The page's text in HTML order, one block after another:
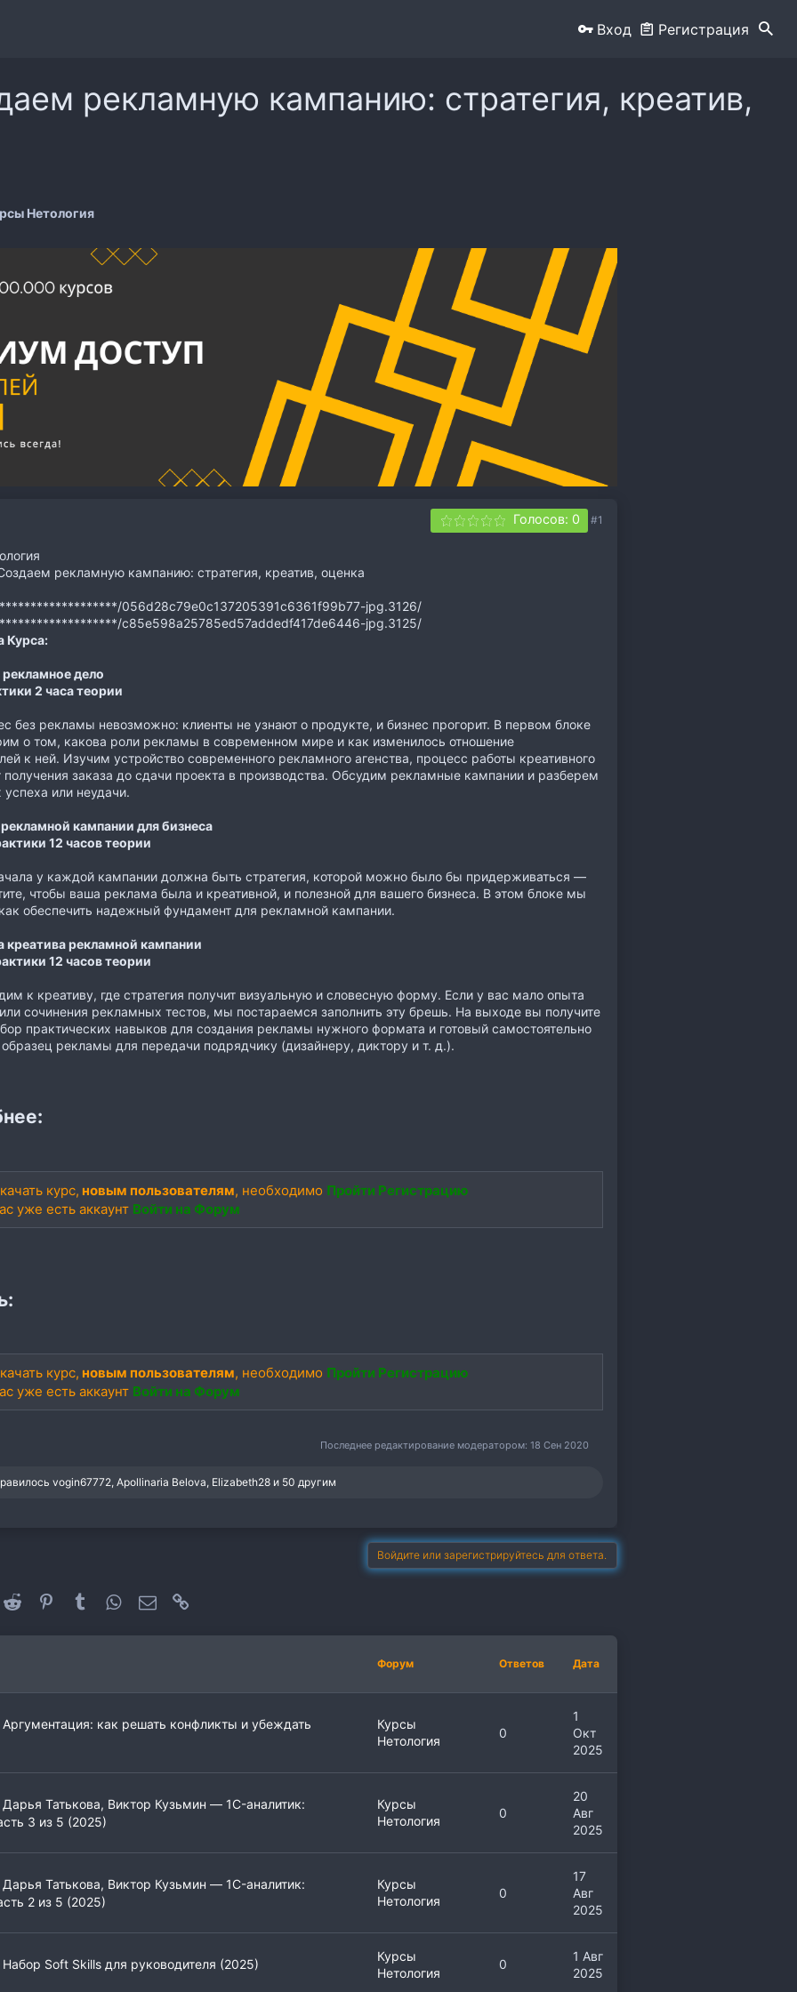
Вход Регистрация
рекламную кампанию: стратегия, креатив,
Нетология
Голосов: 0 #1
рекламную кампанию: стратегия, креатив, оценка
056d28c79e0c137205391c6361f99b77-jpg.3126/
c85e598a25785ed57addedf417de6446-jpg.3125/
Курса:
рекламное дело
2 часа теории
без рекламы невозможно: клиенты не узнают о продукте, и бизнес прогорит. В первом блоке
о том, какова роли рекламы в современном мире и как изменилось отношение
к ней. Изучим устройство современного рекламного агенства, процесс работы креативного
получения заказа до сдачи проекта в производства. Обсудим рекламные кампании и разберем
или неудачи.
кампании для бизнеса
12 часов теории
у каждой кампании должна быть стратегия, которой можно было бы придерживаться —
чтобы ваша реклама была и креативной, и полезной для вашего бизнеса. В этом блоке мы
обеспечить надежный фундамент для рекламной кампании.
креатива рекламной кампании
12 часов теории
к креативу, где стратегия получит визуальную и словесную форму. Если у вас мало опыта
сочинения рекламных тестов, мы постараемся заполнить эту брешь. На выходе вы получите
практических навыков для создания рекламы нужного формата и готовый самостоятельно
рекламы для передачи подрядчику (дизайнеру, диктору и т. д.).
курс, новым пользователям, необходимо Пройти Регистрацию
уже есть аккаунт Войти на Форум
курс, новым пользователям, необходимо Пройти Регистрацию
уже есть аккаунт Войти на Форум
Последнее редактирование модератором:18 Сен 2020
vogin67772, Apollinaria Belova, Elizabeth28и 50 другим
Войдите или зарегистрируйтесь для ответа.
Reddit PinterestTumblrWhatsAppЭлектронная почта
Форум Ответов Дата
Аргументация: как решать конфликты и убеждать
Курсы
Нетология
0
1
Окт
2025
Дарья Татькова, Виктор Кузьмин ― 1C-аналитик:
3 из 5 (2025)
Курсы
Нетология
0
20
Авг
2025
Дарья Татькова, Виктор Кузьмин ― 1C-аналитик:
2 из 5 (2025)
Курсы
Нетология
0
17
Авг
2025
Набор Soft Skills для руководителя (2025)
Курсы
Нетология
0
1 Авг
2025